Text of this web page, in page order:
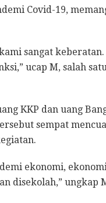
Covid-19,
sangat
ucap M, salah
KKP dan uang
sempat
ekonomi,
disekolah,” ungkap